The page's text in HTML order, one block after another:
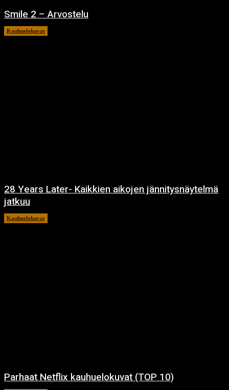
Smile 2 – Arvostelu
Kauhuelokuvat
28 Years Later- Kaikkien aikojen jännitysnäytelmä
jatkuu
Kauhuelokuvat
Parhaat Netflix kauhuelokuvat (TOP 10)